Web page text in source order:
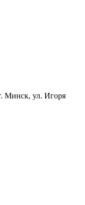
Минск, ул. Игоря